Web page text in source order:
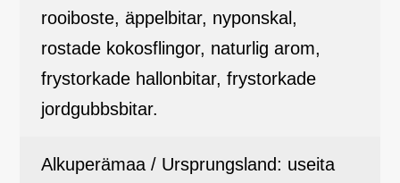
rooiboste, äppelbitar, nyponskal,
rostade kokosflingor, naturlig arom,
frystorkade hallonbitar, frystorkade
jordgubbsbitar.
Alkuperämaa / Ursprungsland: useita